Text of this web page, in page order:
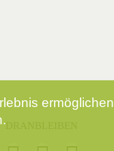
ermöglichen